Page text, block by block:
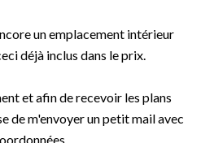
un emplacement intérieur
déjà inclus dans le prix.
et afin de recevoir les plans
de m'envoyer un petit mail avec